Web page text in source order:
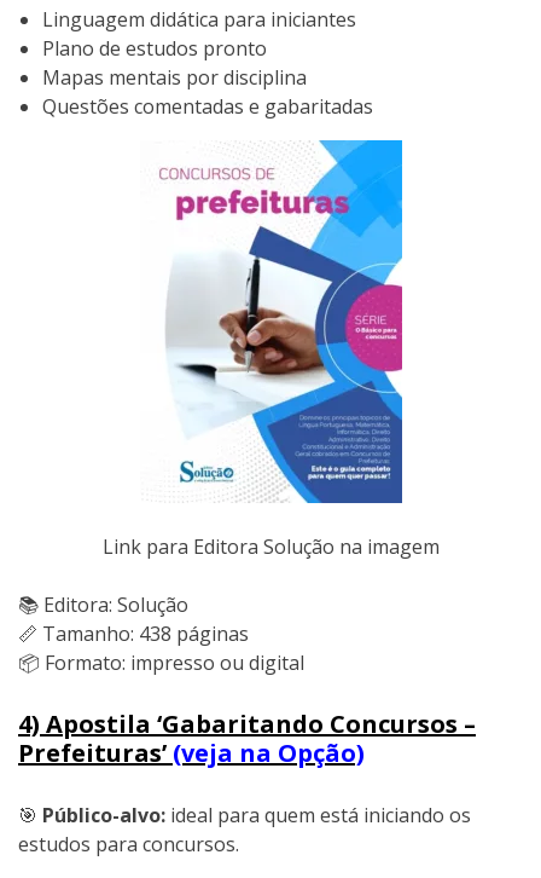
Linguagem didática para iniciantes
Plano de estudos pronto
Mapas mentais por disciplina
Questões comentadas e gabaritadas
Link para Editora Solução na imagem
📚 Editora: Solução
📏 Tamanho: 438 páginas
📦 Formato: impresso ou digital
4) Apostila ‘Gabaritando Concursos –
Prefeituras’ (veja na Opção)
🎯 Público-alvo: ideal para quem está iniciando os
estudos para concursos.